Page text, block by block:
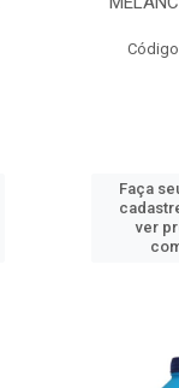
Faça
ver